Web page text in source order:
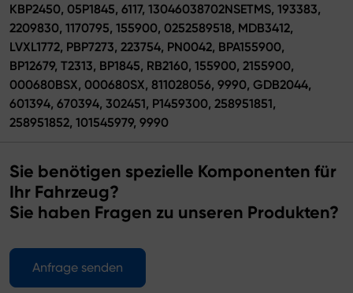
KBP2450, 05P1845, 6117, 13046038702NSETMS, 193383,
2209830, 1170795, 155900, 0252589518, MDB3412,
LVXL1772, PBP7273, 223754, PN0042, BPA155900,
BP12679, T2313, BP1845, RB2160, 155900, 2155900,
000680BSX, 000680SX, 811028056, 9990, GDB2044,
601394, 670394, 302451, P1459300, 258951851,
258951852, 101545979, 9990
Sie benötigen spezielle Komponenten für
Ihr Fahrzeug?
Sie haben Fragen zu unseren Produkten?
Anfrage senden